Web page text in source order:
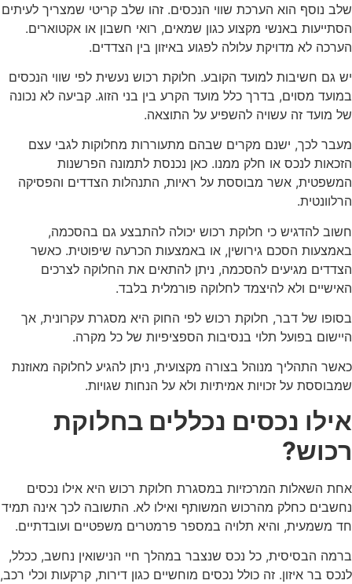
שלב נוסף הוא הערכת שווי הנכסים. זהו שלב קריטי שמצריך לעיתים
הסתייעות באנשי מקצוע כגון שמאים, רואי חשבון או אקטוארים.
הערכה לא מדויקת עלולה לפגוע באיזון בין הצדדים.
יש גם חשיבות למועד הקובע. חלוקת רכוש נעשית לפי שווי הנכסים
במועד מסוים, בדרך כלל מועד הקרע בין בני הזוג. קביעה לא נכונה
של מועד זה עשויה להשפיע על התוצאה.
מעבר לכך, ישנם מקרים שבהם מתעוררות מחלוקות לגבי עצם
הזכאות לנכס או חלק ממנו. כאן נכנסת לתמונה הפרשנות
המשפטית, אשר מבוססת על ראיות, התנהלות הצדדים והפסיקה
הרלוונטית.
חשוב להדגיש כי חלוקת רכוש יכולה להתבצע גם בהסכמה,
באמצעות הסכם גירושין, או באמצעות הכרעה שיפוטית. כאשר
הצדדים מגיעים להסכמה, ניתן להתאים את החלוקה לצרכים
האישיים ולא להיצמד לחלוקה פורמלית בלבד.
בסופו של דבר, חלוקת רכוש לפי החוק היא מסגרת עקרונית, אך
היישום בפועל תלוי בנסיבות הספציפיות של כל מקרה.
כאשר התהליך מנוהל בצורה מקצועית, ניתן להגיע לחלוקה מאוזנת
שמבוססת על זכויות אמיתיות ולא על הנחות שגויות.
אילו נכסים נכללים בחלוקת
רכוש?
אחת השאלות המרכזיות במסגרת חלוקת רכוש היא אילו נכסים
נחשבים כחלק מהרכוש המשותף ואילו לא. התשובה לכך אינה תמיד
חד משמעית, והיא תלויה במספר פרמטרים משפטיים ועובדתיים.
ברמה הבסיסית, כל נכס שנצבר במהלך חיי הנישואין נחשב, ככלל,
לנכס בר איזון. זה כולל נכסים מוחשיים כגון דירות, קרקעות וכלי רכב,